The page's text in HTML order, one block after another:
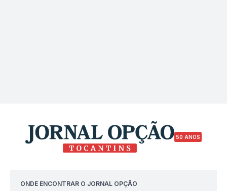
50 ANOS
ONDE ENCONTRAR O JORNAL OPÇÃO